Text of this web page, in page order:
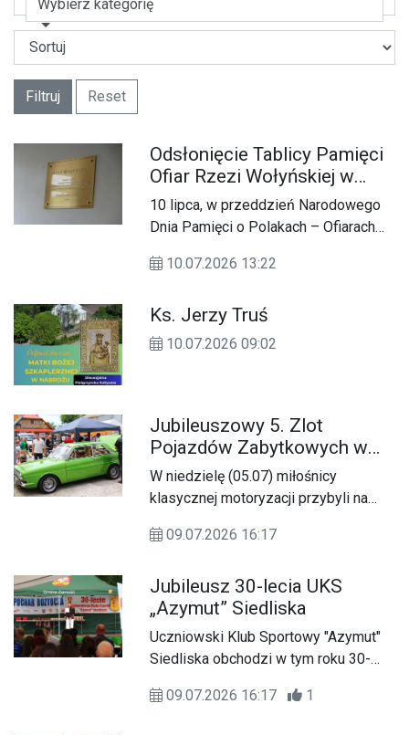
Wybierz kategorię
Filtruj Reset
Odsłonięcie Tablicy Pamięci
Ofiar Rzezi Wołyńskiej w
zamojskiej filii Urzędu
Marszałkowskiego
10 lipca, w przeddzień Narodowego
Dnia Pamięci o Polakach – Ofiarach
i UPA na ziemiach wschodnich II
Urzędu Marszałkowskiego
Województwa Lubelskiego w
10.07.2026 13:22
Ks. Jerzy Truś
10.07.2026 09:02
Jubileuszowy 5. Zlot
Pojazdów Zabytkowych w
Zamościu
W niedzielę (05.07) miłośnicy
klasycznej motoryzacji przybyli na
Zabytkowych. Wydarzenie rozpoczęło
PRL w Zamościu i zgromadziło
właścicieli zabytkowych samochodów
i motocykli oraz licznych
mieszkańców i turystów, którzy mogli
perełki sprzed lat.
09.07.2026 16:17
Jubileusz 30-lecia UKS
„Azymut” Siedliska
Uczniowski Klub Sportowy "Azymut"
Siedliska obchodzi w tym roku 30-
Jubileuszowe spotkanie odbyło się
09.07.2026 16:17 1